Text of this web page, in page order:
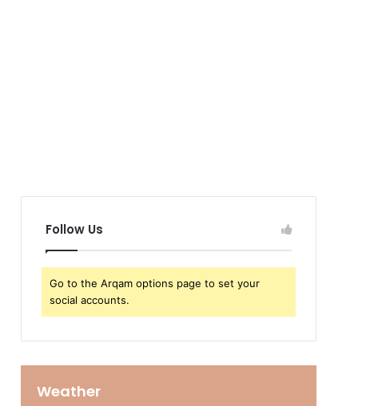
Follow Us
Go to the Arqam options page to set your
social accounts.
Weather